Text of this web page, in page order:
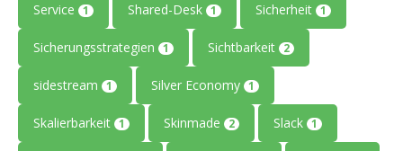
Service 1 Shared-Desk 1 Sicherheit 1
Sicherungsstrategien 1 Sichtbarkeit 2
sidestream 1 Silver Economy 1
Skalierbarkeit 1 Skinmade 2 Slack 1